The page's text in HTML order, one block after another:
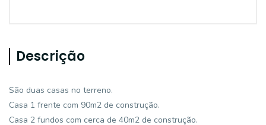
Descrição
São duas casas no terreno.
Casa 1 frente com 90m2 de construção.
Casa 2 fundos com cerca de 40m2 de construção.